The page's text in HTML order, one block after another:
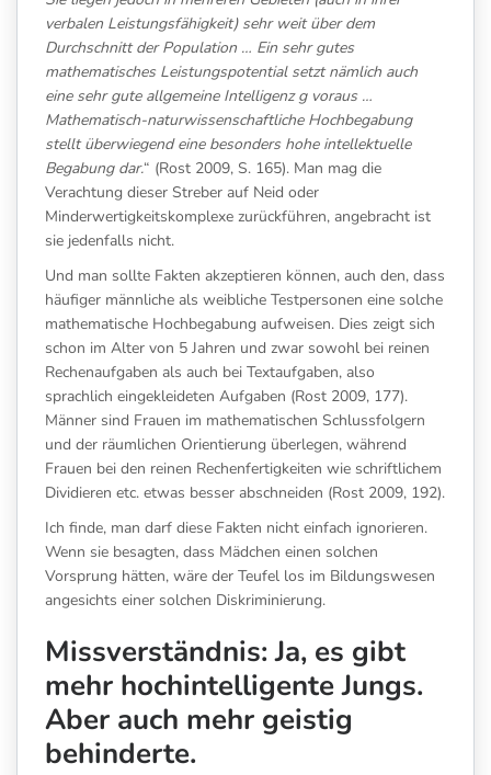
verbalen Leistungsfähigkeit) sehr weit über dem
Durchschnitt der Population … Ein sehr gutes
mathematisches Leistungspotential setzt nämlich auch
eine sehr gute allgemeine Intelligenz g voraus …
Mathematisch-naturwissenschaftliche Hochbegabung
stellt überwiegend eine besonders hohe intellektuelle
Begabung dar.“ (Rost 2009, S. 165). Man mag die
Verachtung dieser Streber auf Neid oder
Minderwertigkeitskomplexe zurückführen, angebracht ist
sie jedenfalls nicht.
Und man sollte Fakten akzeptieren können, auch den, dass
häufiger männliche als weibliche Testpersonen eine solche
mathematische Hochbegabung aufweisen. Dies zeigt sich
schon im Alter von 5 Jahren und zwar sowohl bei reinen
Rechenaufgaben als auch bei Textaufgaben, also
sprachlich eingekleideten Aufgaben (Rost 2009, 177).
Männer sind Frauen im mathematischen Schlussfolgern
und der räumlichen Orientierung überlegen, während
Frauen bei den reinen Rechenfertigkeiten wie schriftlichem
Dividieren etc. etwas besser abschneiden (Rost 2009, 192).
Ich finde, man darf diese Fakten nicht einfach ignorieren.
Wenn sie besagten, dass Mädchen einen solchen
Vorsprung hätten, wäre der Teufel los im Bildungswesen
angesichts einer solchen Diskriminierung.
Missverständnis: Ja, es gibt
mehr hochintelligente Jungs.
Aber auch mehr geistig
behinderte.